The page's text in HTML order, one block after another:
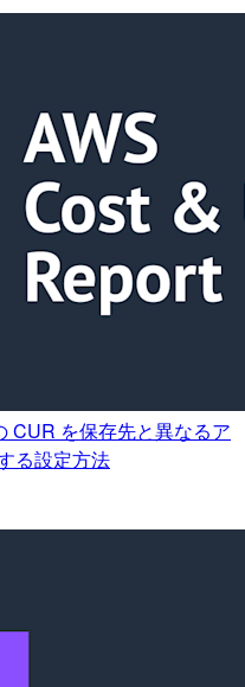
CUR を保存先と異なるア
る設定方法